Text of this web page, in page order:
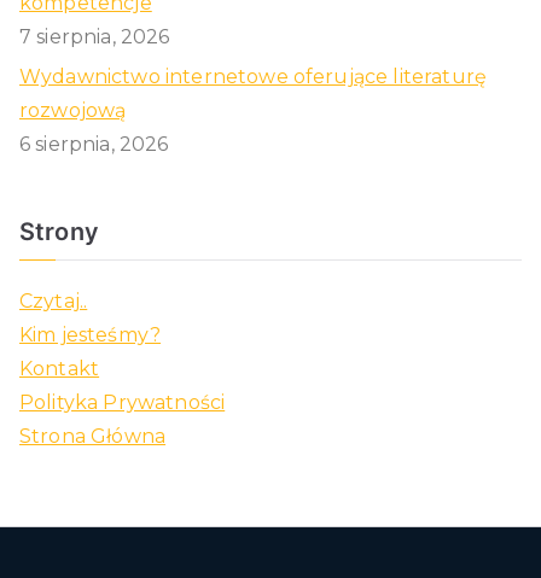
7 sierpnia, 2026
Wydawnictwo internetowe oferujące literaturę
rozwojową
6 sierpnia, 2026
Strony
Czytaj..
Kim jesteśmy?
Kontakt
Polityka Prywatności
Strona Główna